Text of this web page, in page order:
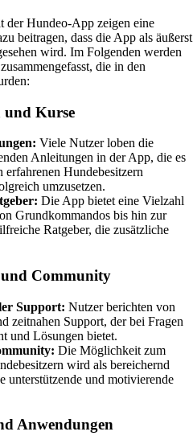
der Hundeo-App zeigen eine
beitragen, dass die App als äußerst
wird. Im Folgenden werden
die in den
und Kurse
Viele Nutzer loben die
Anleitungen in der App, die es
Hundebesitzern
umzusetzen.
Die App bietet eine Vielzahl
Grundkommandos bis hin zur
Ratgeber, die zusätzliche
Community
Support: Nutzer berichten von
zeitnahen Support, der bei Fragen
und Lösungen bietet.
Die Möglichkeit zum
wird als bereichernd
unterstützende und motivierende
Anwendungen